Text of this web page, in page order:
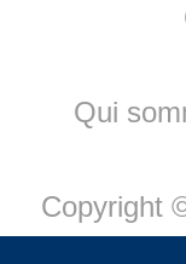
Qui
Copyright